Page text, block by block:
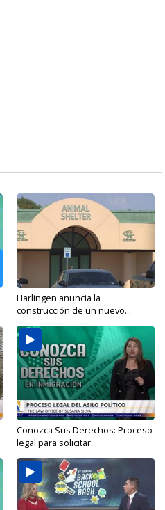
Harlingen anuncia la
construcción de un nuevo...
Conozca Sus Derechos: Proceso
legal para solicitar...